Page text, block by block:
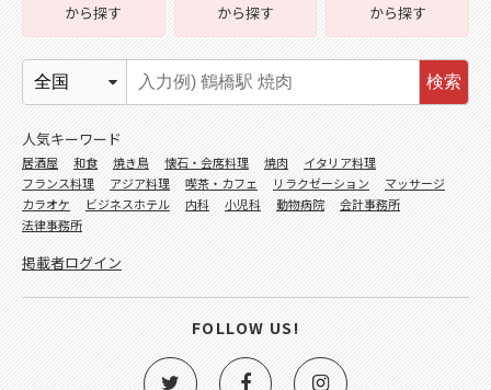
から探す
から探す
から探す
検索
人気キーワード
居酒屋 和食 焼き鳥 懐石・会席料理 焼肉
イタリア料理
フランス料理
アジア料理 喫茶・カフェ リラクゼーション
マッサージ
カラオケ
ビジネスホテル 内科 小児科 動物病院
会計事務所
法律事務所
掲載者ログイン
FOLLOW US!